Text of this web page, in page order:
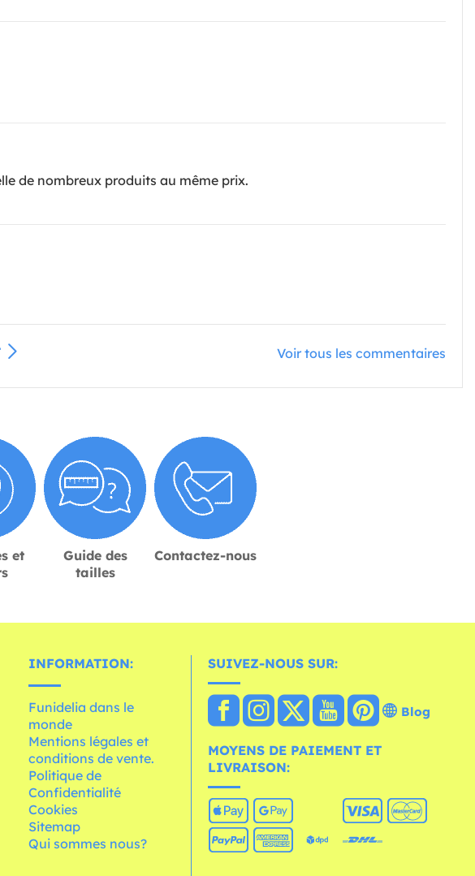
de nombreux produits au même prix.
Voir tous les commentaires
et
Guide des
tailles
Contactez-nous
INFORMATION:
Funidelia dans le
monde
Mentions légales et
conditions de vente.
Politique de
Confidentialité
Cookies
Sitemap
Qui sommes nous?
SUIVEZ-NOUS SUR:
Blog
MOYENS DE PAIEMENT ET
LIVRAISON: